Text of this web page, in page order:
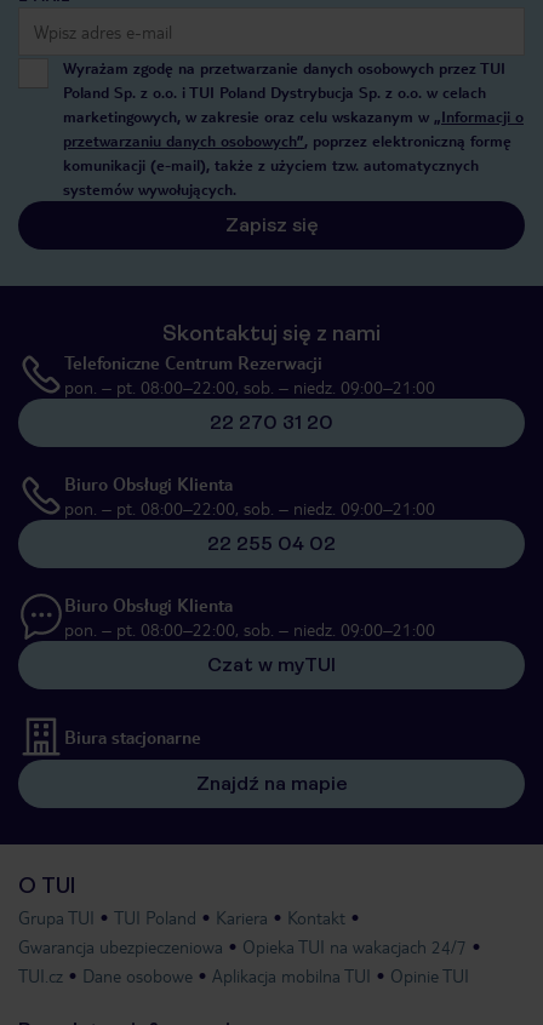
Wyrażam zgodę na przetwarzanie danych osobowych przez TUI
Poland Sp. z o.o. i TUI Poland Dystrybucja Sp. z o.o. w celach
marketingowych, w zakresie oraz celu wskazanym w „Informacji o
przetwarzaniu danych osobowych”, poprzez elektroniczną formę
komunikacji (e-mail), także z użyciem tzw. automatycznych
systemów wywołujących.
Zapisz się
Skontaktuj się z nami
Telefoniczne Centrum Rezerwacji
pon. – pt. 08:00–22:00, sob. – niedz. 09:00–21:00
22 270 31 20
Biuro Obsługi Klienta
pon. – pt. 08:00–22:00, sob. – niedz. 09:00–21:00
22 255 04 02
Biuro Obsługi Klienta
pon. – pt. 08:00–22:00, sob. – niedz. 09:00–21:00
Czat w myTUI
Biura stacjonarne
Znajdź na mapie
O TUI
Grupa TUI TUI Poland Kariera
Kontakt
Gwarancja ubezpieczeniowa
Opieka TUI na wakacjach 24/7
TUI.cz
Dane osobowe Aplikacja mobilna TUI Opinie TUI